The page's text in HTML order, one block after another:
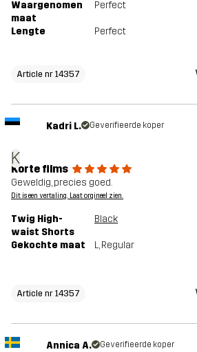
Waargenomen
maat
Perfect
Lengte Perfect
Article nr 14357
K
Kadri L. Geverifieerde koper
Korte films
Geweldig, precies goed.
Dit is een vertaling. Laat orgineel zien.
Twig High-
waist Shorts
Black
Gekochte maat L, Regular
Article nr 14357
Annica A. Geverifieerde koper